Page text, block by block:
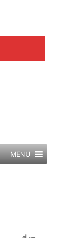
MENU